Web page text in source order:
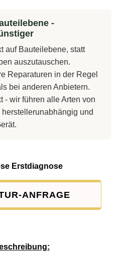
-
auf Bauteilebene, statt
auszutauschen.
Reparaturen in der Regel
bei anderen Anbietern.
- wir führen alle Arten von
und
Erstdiagnose
ANFRAGE